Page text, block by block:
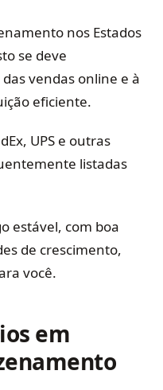
nos Estados
se deve
vendas online e à
eficiente.
UPS e outras
listadas
estável, com boa
de crescimento,
você.
em